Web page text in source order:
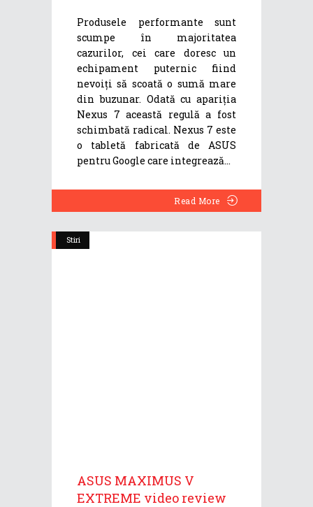
Produsele performante sunt
scumpe în majoritatea
cazurilor, cei care doresc un
echipament puternic fiind
nevoiți să scoată o sumă mare
din buzunar. Odată cu apariția
Nexus 7 această regulă a fost
schimbată radical. Nexus 7 este
o tabletă fabricată de ASUS
pentru Google care integrează
Read More
Stiri
ASUS MAXIMUS V
EXTREME video review